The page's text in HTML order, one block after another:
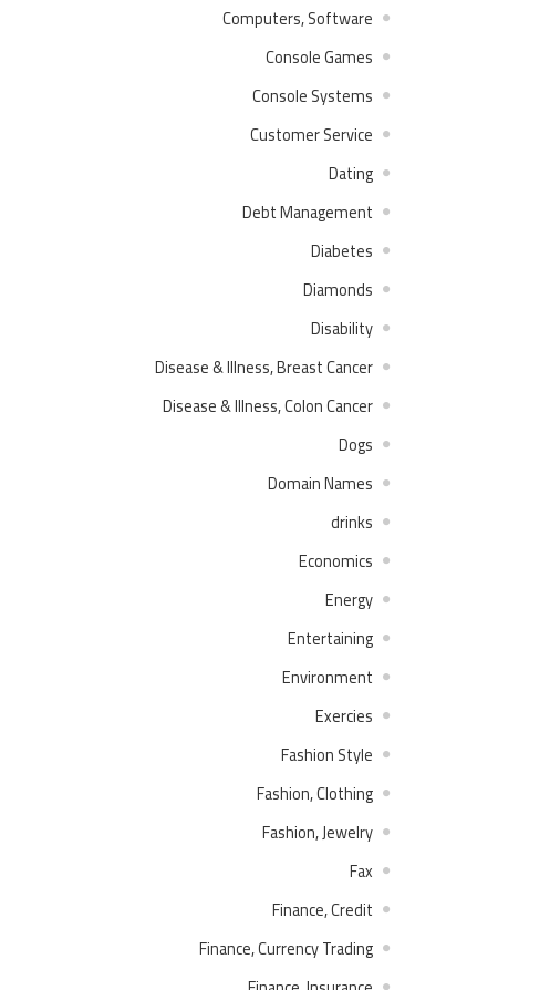
Computers, Software
Console Games
Console Systems
Customer Service
Dating
Debt Management
Diabetes
Diamonds
Disability
Disease & Illness, Breast Cancer
Disease & Illness, Colon Cancer
Dogs
Domain Names
drinks
Economics
Energy
Entertaining
Environment
Exercies
Fashion Style
Fashion, Clothing
Fashion, Jewelry
Fax
Finance, Credit
Finance, Currency Trading